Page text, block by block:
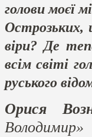
голови моєї
Острозьких,
віри? Де
всім світі
руського
Орися
Володимир»